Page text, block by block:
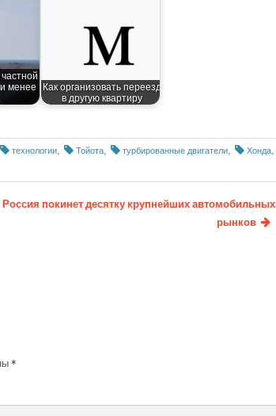
менее Как организовать переезд
в другую квартиру
технологии, Тойота, турбированные двигатели, Хонда,
Россия покинет десятку крупнейших автомобильных
рынков
*